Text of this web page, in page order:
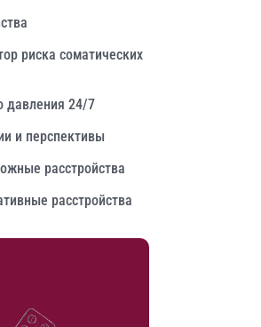
риска соматических
давления 24/7
и перспективы
расстройства
расстройства